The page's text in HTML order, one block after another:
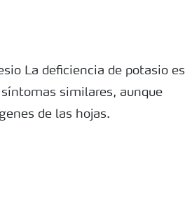
La deficiencia de potasio es
similares, aunque
de las hojas.